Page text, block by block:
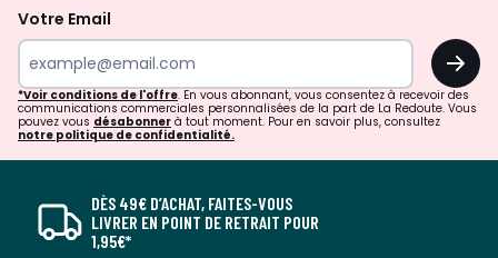
Votre Email
OK
*Voir conditions de l'offre. En vous abonnant, vous consentez à recevoir des
communications commerciales personnalisées de la part de La Redoute. Vous
pouvez vous désabonner à tout moment. Pour en savoir plus, consultez
notre politique de confidentialité.
DÈS 49€ D’ACHAT, FAITES-VOUS
LIVRER EN POINT DE RETRAIT POUR
1,95€*